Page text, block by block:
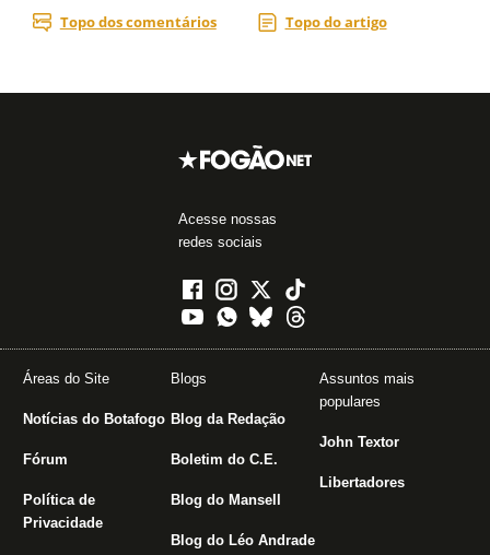
Acesse nossas
redes sociais
Áreas do Site
Notícias do Botafogo
Fórum
Política de
Privacidade
Blogs
Blog da Redação
Boletim do C.E.
Blog do Mansell
Blog do Léo Andrade
Assuntos mais
populares
John Textor
Libertadores